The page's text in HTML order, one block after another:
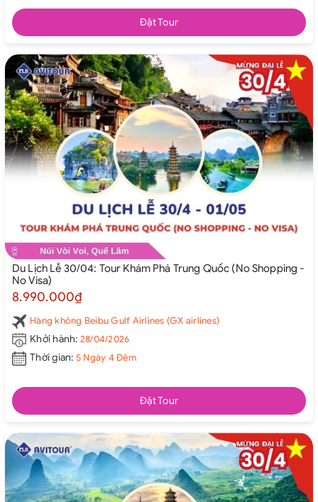
Đặt Tour
Du Lịch Lễ 30/04: Tour Khám Phá Trung Quốc (No Shopping -
No Visa)
8.990.000₫
Hàng không Beibu Gulf Airlines (GX airlines)
Khởi hành: 28/04/2026
Thời gian: 5 Ngày 4 Đêm
Đặt Tour